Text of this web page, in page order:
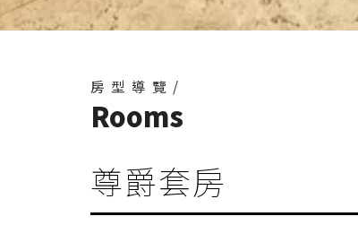
房型導覽/
Rooms
尊爵套房